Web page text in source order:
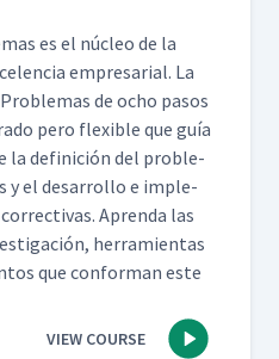
es el núcleo de la
empre­sar­i­al. La
de ocho pasos
pero flex­i­ble que guía
la defini­ción del prob­le­
y el desar­rol­lo e imple­
Apren­da las
her­ramien­tas
que con­for­man este
VIEW COURSE